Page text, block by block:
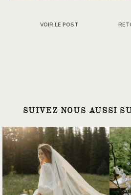
VOIR LE POST
SUIVEZ NOUS AUSSI